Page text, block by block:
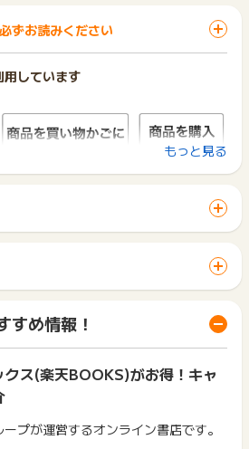
必ずお読みください
用しています
合には、1商品につき99円以下は切り
トと加算ポイント数が異なる場合が
くださいますようお願いいたします。
もっと見る
し込みやお買い物が完了するまでの
で他のサイトに移動した場合はポイン
トGET 」ボタンを押した時とサービ
バイス・ブラウザが異なる場合はポ
。
ービスをご利用される場合は、毎回
「 ショッピングでポイントGET 」ボ
ださい。
しては、1商品につき10円単位の金額
未満のものは切り捨てとなり、ポイ
せん。
イント等を利用して支払われた金額分
タウンのポイント獲得の対象には含
ビスの都合もしくは会員様の都合で
すめ情報！
クス(楽天BOOKS)がお得！キャ
プが運営するオンライン書店です。